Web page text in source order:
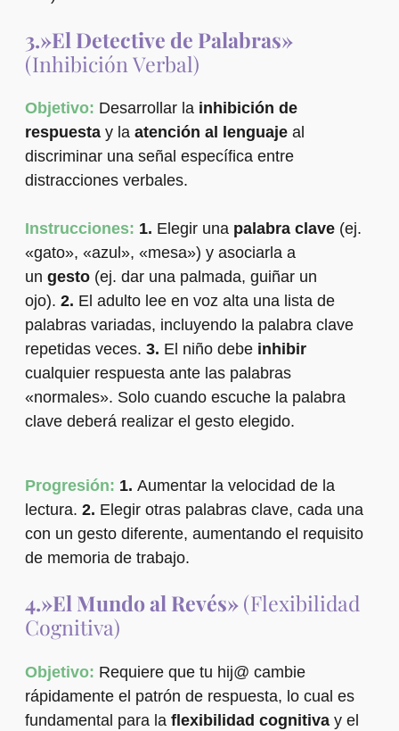
3.»El Detective de Palabras»
(Inhibición Verbal)
Objetivo: Desarrollar la inhibición de
respuesta y la atención al lenguaje al
discriminar una señal específica entre
distracciones verbales.
Instrucciones: 1. Elegir una palabra clave (ej.
«gato», «azul», «mesa») y asociarla a
un gesto (ej. dar una palmada, guiñar un
ojo). 2. El adulto lee en voz alta una lista de
palabras variadas, incluyendo la palabra clave
repetidas veces. 3. El niño debe inhibir
cualquier respuesta ante las palabras
«normales». Solo cuando escuche la palabra
clave deberá realizar el gesto elegido.
Progresión: 1. Aumentar la velocidad de la
lectura. 2. Elegir otras palabras clave, cada una
con un gesto diferente, aumentando el requisito
de memoria de trabajo.
4.»El Mundo al Revés»(Flexibilidad
Cognitiva)
Objetivo: Requiere que tu hij@ cambie
rápidamente el patrón de respuesta, lo cual es
fundamental para la flexibilidad cognitiva y el